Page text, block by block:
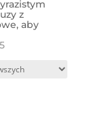
z
aby
Posortowane
najnowszych